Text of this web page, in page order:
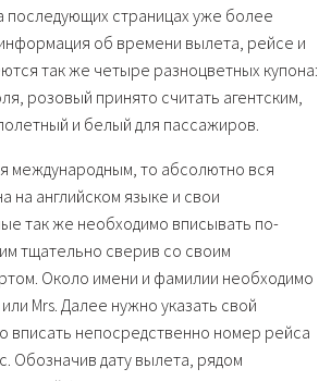
последующих страницах уже более
об времени вылета, рейсе и
так же четыре разноцветных купона:
розовый принято считать агентским,
и белый для пассажиров.
международным, то абсолютно вся
на английском языке и свои
так же необходимо вписывать по-
тщательно сверив со своим
Около имени и фамилии необходимо
Mrs. Далее нужно указать свой
вписать непосредственно номер рейса
Обозначив дату вылета, рядом